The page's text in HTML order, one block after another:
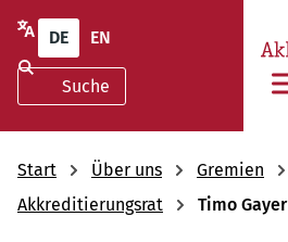
DE EN
Start Über uns
Gremien
Akkreditierungsrat
Timo Gayer